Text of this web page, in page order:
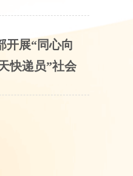
开展“同心向
快递员”社会